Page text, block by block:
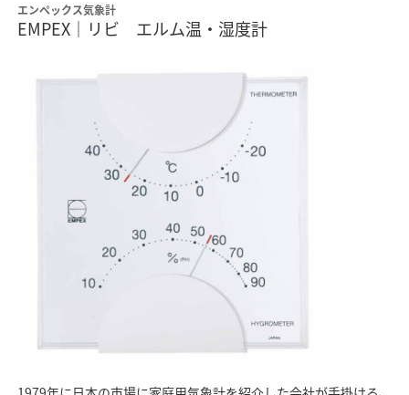
エンペックス気象計
EMPEX｜リビ エルム温・湿度計